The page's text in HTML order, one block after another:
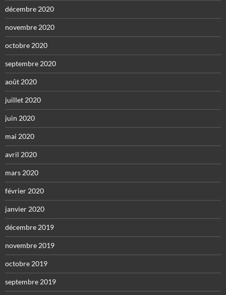
décembre 2020
novembre 2020
octobre 2020
septembre 2020
août 2020
juillet 2020
juin 2020
mai 2020
avril 2020
mars 2020
février 2020
janvier 2020
décembre 2019
novembre 2019
octobre 2019
septembre 2019